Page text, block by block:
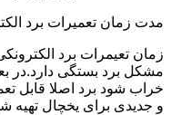
مدت زمان تعمیرات برد
زمان تعیمرات برد
خراب شود برد اصلا قابل
و جدیدی برای یخچال تهیه